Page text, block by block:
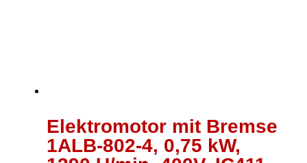
Elektromotor mit Bremse
1ALB-802-4, 0,75 kW,